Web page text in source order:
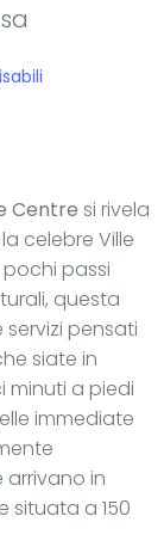
Centre si rivela
celebre Ville
passi
questa
pensati
siate in
minuti a piedi
immediate
in
situata a 150